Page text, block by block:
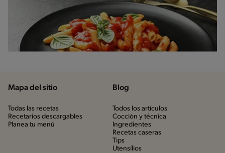
Mapa del sitio
Todas las recetas
Recetarios descargables
Planea tu menú
Blog
Todos los artículos
Cocción y técnica
Ingredientes
Recetas caseras
Tips
Utensílios